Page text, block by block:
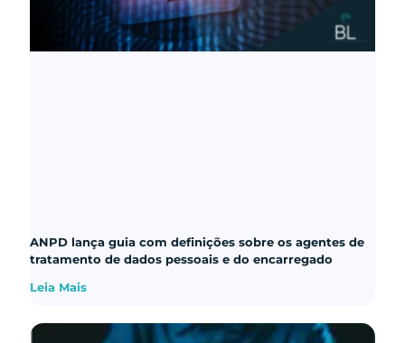
ANPD lança guia com definições sobre os agentes de
tratamento de dados pessoais e do encarregado
Leia Mais